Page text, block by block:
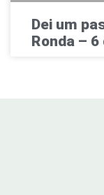
Dei um
Ronda – 6